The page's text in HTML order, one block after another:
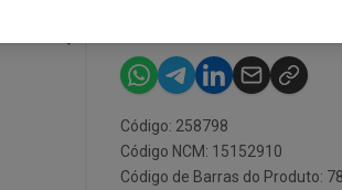
OLEO DE
Código: 258798
Código NCM: 15152910
Código de Barras do Produto: